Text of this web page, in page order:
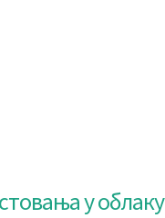
у облаку